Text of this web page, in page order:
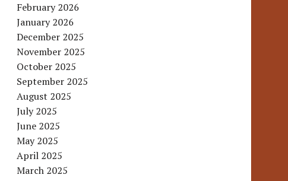
February 2026
January 2026
December 2025
November 2025
October 2025
September 2025
August 2025
July 2025
June 2025
May 2025
April 2025
March 2025